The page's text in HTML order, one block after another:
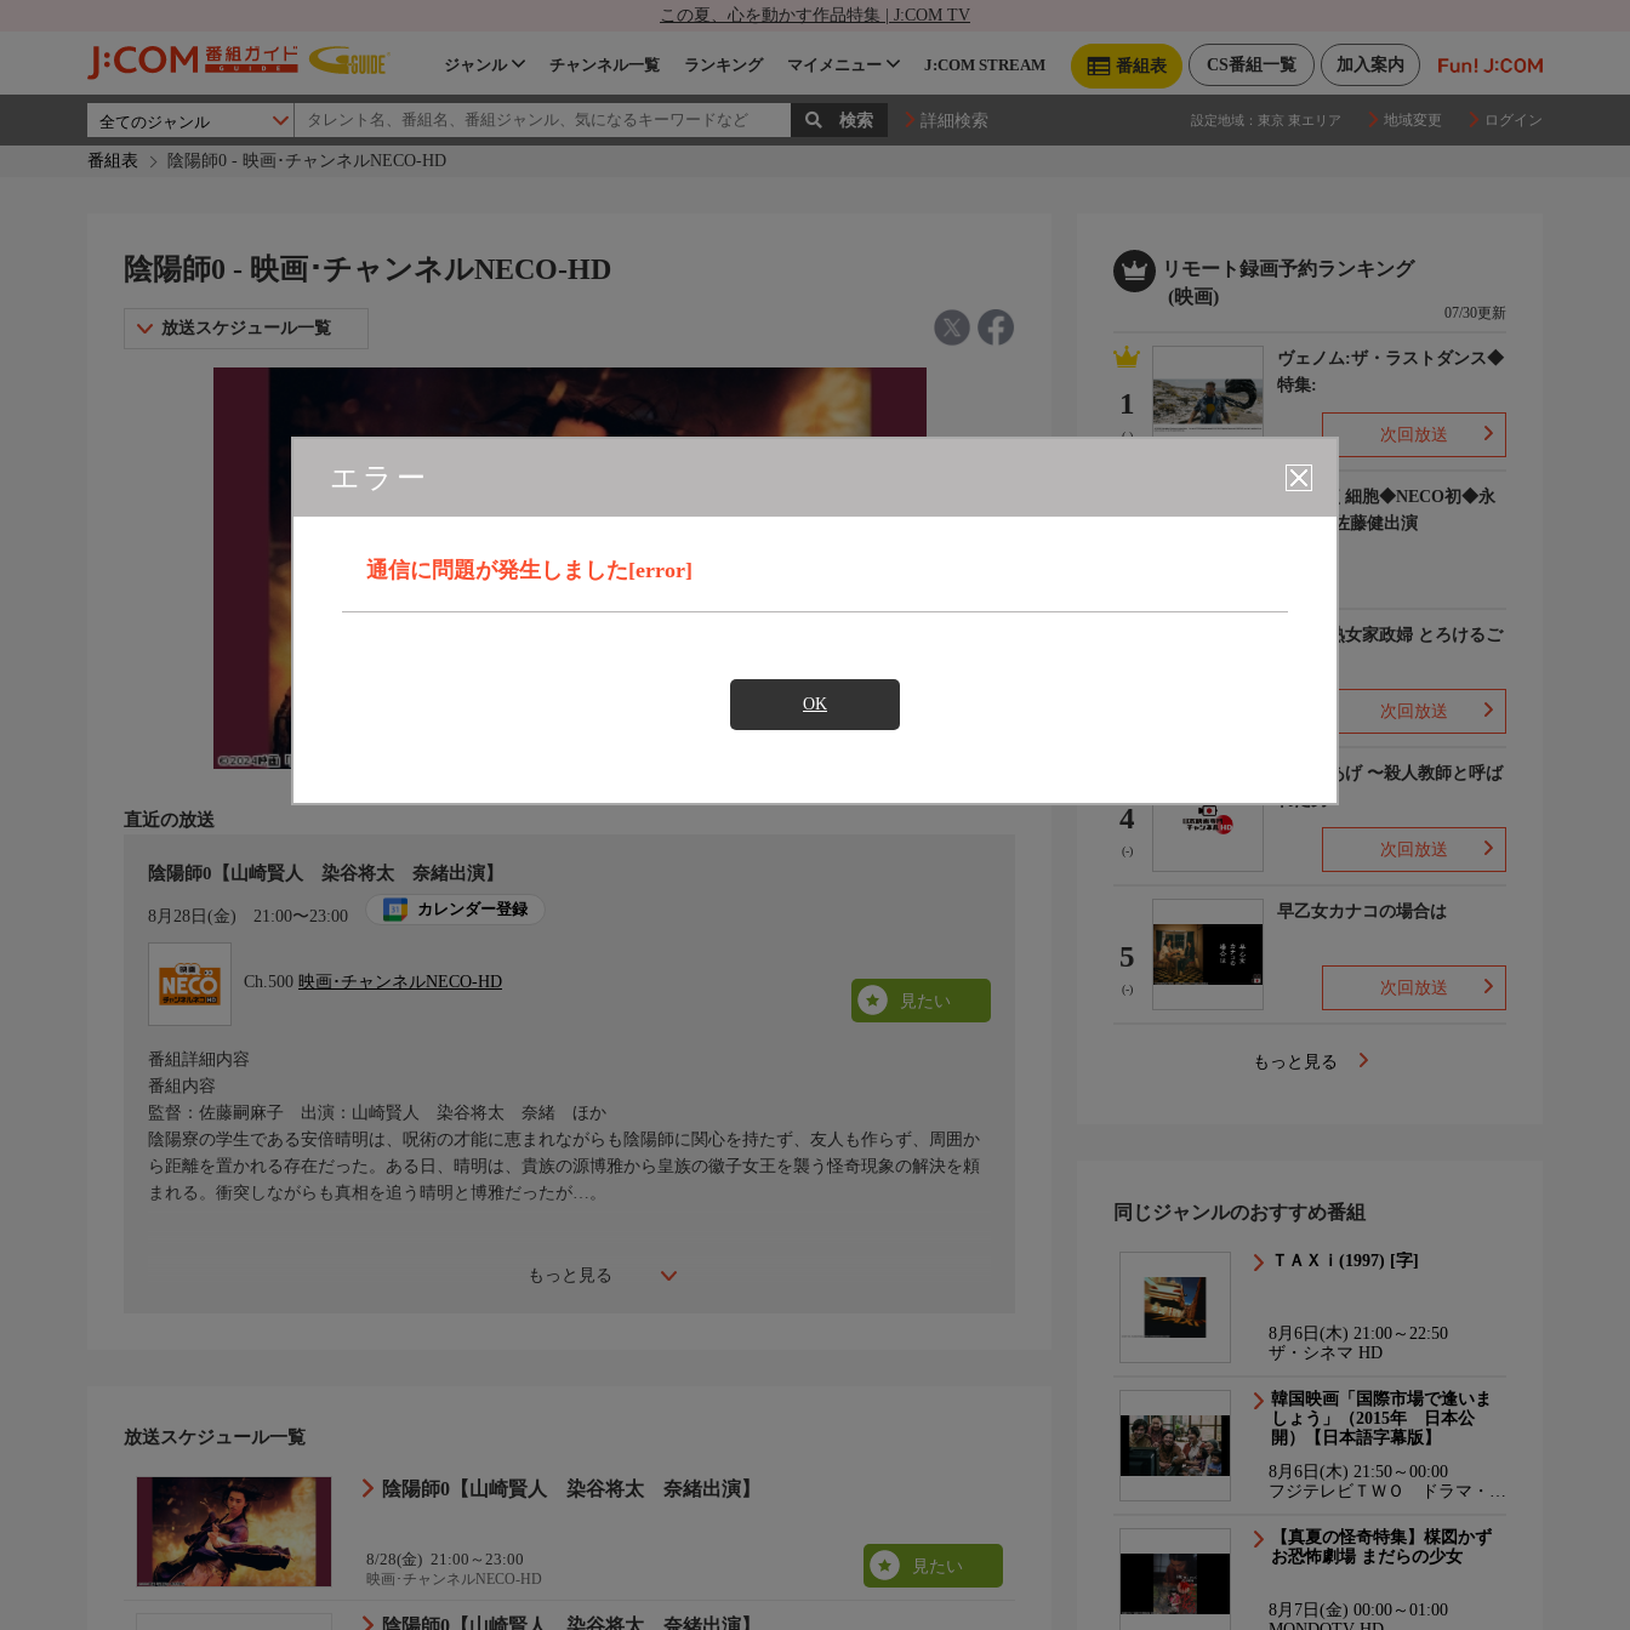
この夏、心を動かす作品特集 | J:COM TV
加入案内
CS番組一覧
番組表
ジャンル チャンネル一覧 ランキング マイメニュー J:COM STREAM
詳細検索 設定地域： 東京 東エリア 地域変更 ログイン
番組表 陰陽師0 - 映画･チャンネルNECO-HD
エラー
通信に問題が発生しました[error]
OK
陰陽師0 - 映画･チャンネルNECO-HD
放送スケジュール一覧
直近の放送
陰陽師0【山崎賢人 染谷将太 奈緒出演】
8月28日(金) 21:00〜23:00 カレンダー登録
Ch.500 映画･チャンネルNECO-HD
見たい
もっと見る
番組詳細内容
番組内容
監督：佐藤嗣麻子 出演：山崎賢人 染谷将太 奈緒 ほか
陰陽寮の学生である安倍晴明は、呪術の才能に恵まれながらも陰陽師に関心を持たず、友人も作らず、周囲か
ら距離を置かれる存在だった。ある日、晴明は、貴族の源博雅から皇族の徽子女王を襲う怪奇現象の解決を頼
まれる。衝突しながらも真相を追う晴明と博雅だったが…。
放送スケジュール一覧
陰陽師0【山崎賢人 染谷将太 奈緒出演】
8/28(金) 21:00～23:00
映画･チャンネルNECO-HD
見たい
陰陽師0【山崎賢人 染谷将太 奈緒出演】
リモート録画予約ランキング
(映画)
07/30更新
1
(-)
ヴェノム:ザ・ラストダンス◆
特集:
次回放送
はたらく細胞◆NECO初◆永
野芽郁 佐藤健出演
愛しの熟女家政婦 とろけるご
次回放送
4
(-)
でっちあげ 〜殺人教師と呼ば
れた男
次回放送
5
(-)
早乙女カナコの場合は
次回放送
もっと見る
同じジャンルのおすすめ番組
ＴＡＸｉ(1997) [字]
8月6日(木) 21:00～22:50
ザ・シネマ HD
韓国映画「国際市場で逢いま
しょう」（2015年 日本公
開）【日本語字幕版】
8月6日(木) 21:50～00:00
フジテレビＴＷＯ ドラマ・ア
【真夏の怪奇特集】楳図かず
お恐怖劇場 まだらの少女
8月7日(金) 00:00～01:00